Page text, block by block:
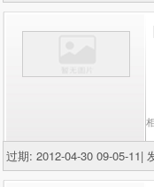
过期: 2012-04-30 09-05-11|